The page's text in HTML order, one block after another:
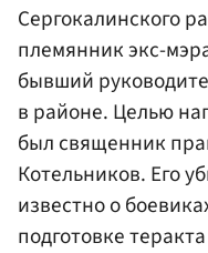
Сергокалинского
племянник экс-
бывший
в районе. Целью
был священник
Котельников. Его
известно о
подготовке